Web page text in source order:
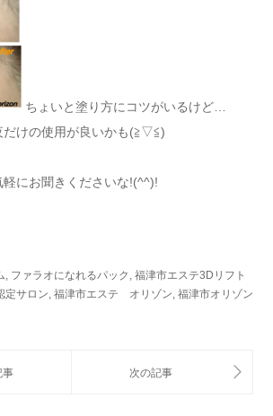
ちょいと塗り方にコツがいるけど…
だけの使用が良いかも(≧▽≦)
にお聞きくださいな!(^^)!
, ファラオになれるパック , 福津市エステ3Dリフト
定サロン, 福津市エステ オリゾン, 福津市オリゾン